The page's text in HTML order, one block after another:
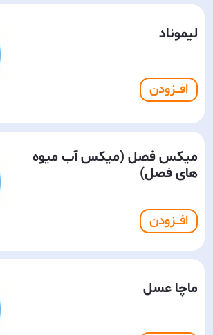
لیموناد
افـــزودن
میکس فصل (میکس آب میوه
های فصل)
افـــزودن
ماچا عسل